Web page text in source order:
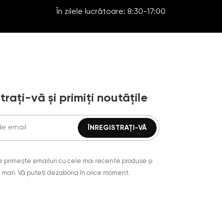
În zilele lucrătoare: 8:30-17:00
vă și primiți noutățile
primește emailuri cu cele mai recente produse și
Vă puteți dezabona în orice moment.